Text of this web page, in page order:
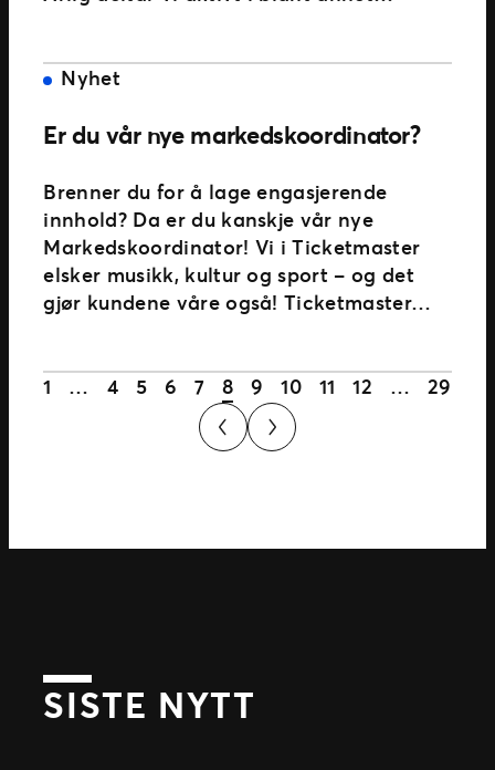
Nyhet
Er du vår nye markedskoordinator?
Brenner du for å lage engasjerende
innhold? Da er du kanskje vår nye
Markedskoordinator! Vi i Ticketmaster
elsker musikk, kultur og sport – og det
gjør kundene våre også! Ticketmaster…
1 … 4 5 6 7 8 9 10 11 12 … 29
SISTE NYTT